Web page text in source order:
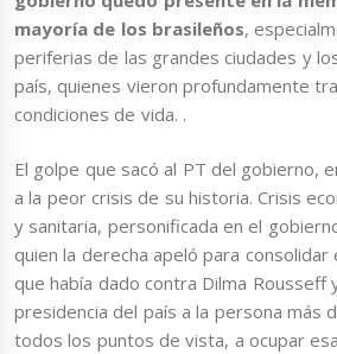
mayoría de los brasileños,
periferias de las grandes ciudades y
país, quienes vieron profundamente
condiciones de vida. .
El golpe que sacó al PT del gobierno,
a la peor crisis de su historia. Crisis
y sanitaria, personificada en el
quien la derecha apeló para
que había dado contra Dilma Rousseff
presidencia del país a la persona más
todos los puntos de vista, a ocupar